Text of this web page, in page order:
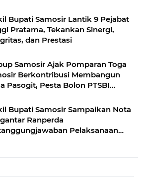
Bupati Samosir Lantik 9 Pejabat
Pratama, Tekankan Sinergi,
dan Prestasi
Samosir Ajak Pomparan Toga
Berkontribusi Membangun
Pasogit, Pesta Bolon PTSBI
Batak
Bupati Samosir Sampaikan Nota
Ranperda
Pelaksanaan